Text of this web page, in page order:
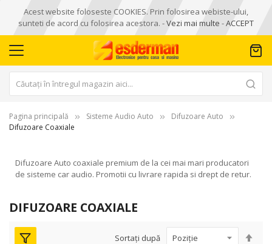
Acest website foloseste COOKIES. Prin folosirea webiste-ului,
sunteti de acord cu folosirea acestora. -Vezi mai multe -ACCEPT
Pagina principală Sisteme Audio Auto
Difuzoare Auto
Difuzoare Coaxiale
Difuzoare Auto coaxiale premium de la cei mai mari producatori
de sisteme car audio. Promotii cu livrare rapida si drept de retur.
DIFUZOARE COAXIALE
Sortați după